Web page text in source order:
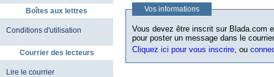
Boîtes aux lettres
Conditions d'utilisation
Courrier des lecteurs
Lire le courrier
Vos informations
Vous devez être inscrit sur Blada.com
pour poster un message dans le
Cliquez ici pour vous inscrire, ou